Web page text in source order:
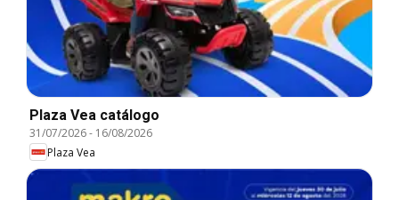
Plaza Vea catálogo
31/07/2026- 16/08/2026
Plaza Vea